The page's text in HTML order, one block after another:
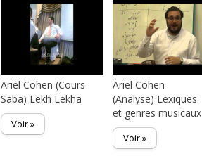
Ariel Cohen (Cours
Saba) Lekh Lekha
Voir »
Ariel Cohen
(Analyse) Lexiques
et genres musicaux
Voir »